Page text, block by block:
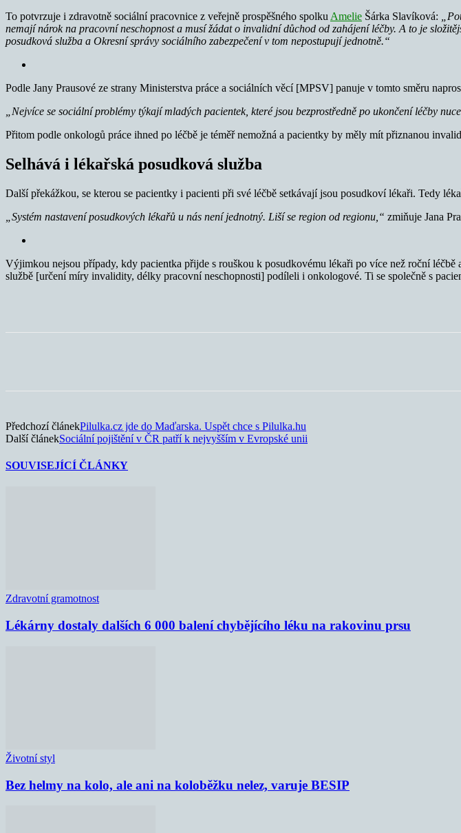
To potvrzuje i zdravotně sociální pracovnice z veřejně prospěšného spolku Amelie Šárka Slavíková:
nemají nárok na pracovní neschopnost a musí žádat o invalidní důchod od zahájení léčby. A to je
posudková služba a Okresní správy sociálního zabezpečení v tom nepostupují jednotně.“
Podle Jany Prausové ze strany Ministerstva práce a sociálních věcí [MPSV] panuje v tomto směru
„Nejvíce se sociální problémy týkají mladých pacientek, které jsou bezprostředně po ukončení léčby
Přitom podle onkologů práce ihned po léčbě je téměř nemožná a pacientky by měly mít přiznanou
Selhává i lékařská posudková služba
Další překážkou, se kterou se pacientky i pacienti při své léčbě setkávají jsou posudkoví lékaři. Tedy
„Systém nastavení posudkových lékařů u nás není jednotný. Liší se region od regionu,“ zmiňuje Jana
Výjimkou nejsou případy, kdy pacientka přijde s rouškou k posudkovému lékaři po více než roční
službě [určení míry invalidity, délky pracovní neschopnosti] podíleli i onkologové. Ti se společně s
Předchozí článekPilulka.cz jde do Maďarska. Uspět chce s Pilulka.hu
Další článekSociální pojištění v ČR patří k nejvyšším v Evropské unii
SOUVISEJÍCÍ ČLÁNKY
Zdravotní gramotnost
Lékárny dostaly dalších 6 000 balení chybějícího léku na rakovinu prsu
Životní styl
Bez helmy na kolo, ale ani na koloběžku nelez, varuje BESIP